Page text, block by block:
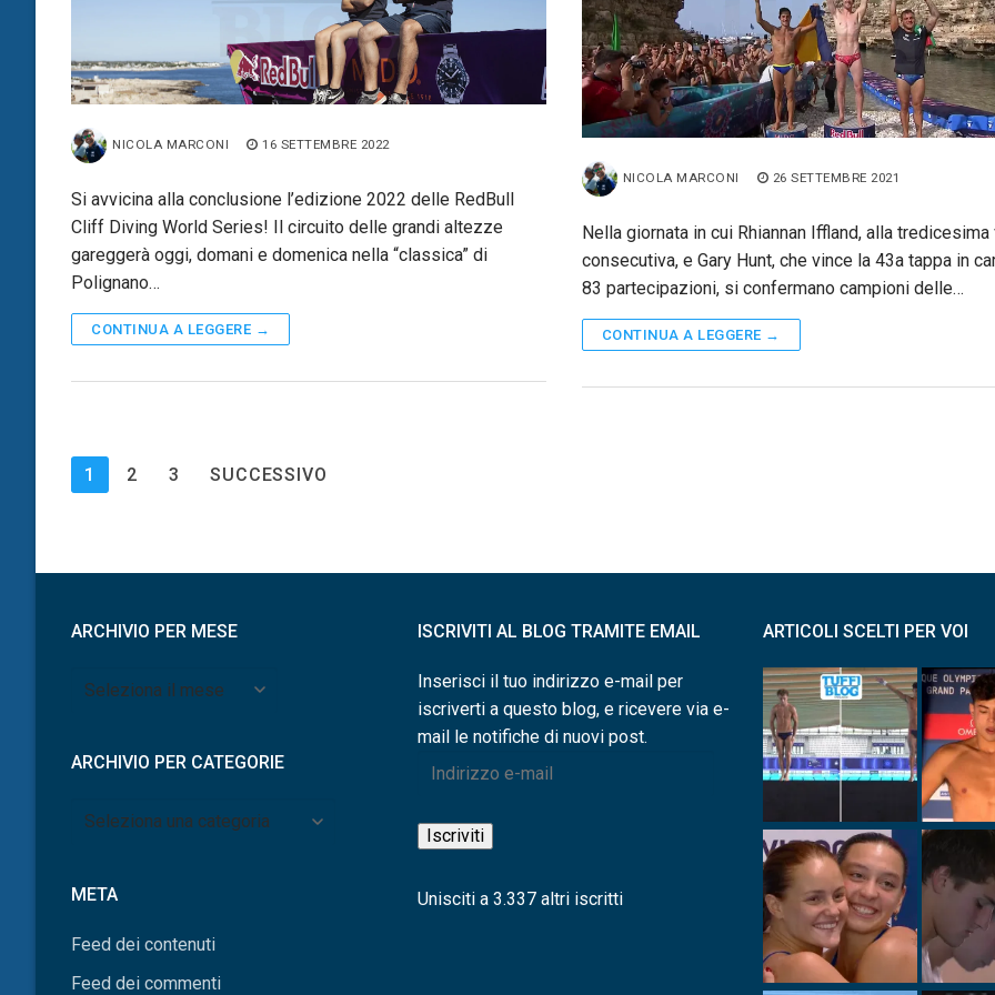
NICOLA MARCONI 16 SETTEMBRE 2022
Si avvicina alla conclusione l’edizione 2022 delle RedBull
Cliff Diving World Series! Il circuito delle grandi altezze
gareggerà oggi, domani e domenica nella “classica” di
Polignano…
CONTINUA A LEGGERE →
NICOLA MARCONI 26 SETTEMBRE 2021
Nella giornata in cui Rhiannan Iffland, alla
consecutiva, e Gary Hunt, che vince la 43a tappa in
83 partecipazioni, si confermano campioni delle…
CONTINUA A LEGGERE →
Paginazione
1 2 3 SUCCESSIVO
ARCHIVIO PER MESE
Archivio
ARCHIVIO PER CATEGORIE
Archivio
META
Feed dei contenuti
Feed dei commenti
ISCRIVITI AL BLOG TRAMITE EMAIL
Inserisci il tuo indirizzo e-mail per
iscriverti a questo blog, e ricevere via e-
mail le notifiche di nuovi post.
Indirizzo
mail
Iscriviti
Unisciti a 3.337 altri iscritti
ARTICOLI SCELTI PER VOI